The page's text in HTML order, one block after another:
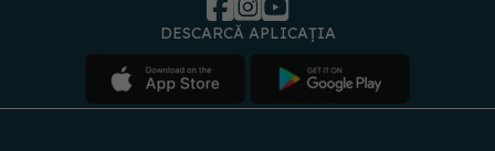
DESCARCĂ APLICAȚIA